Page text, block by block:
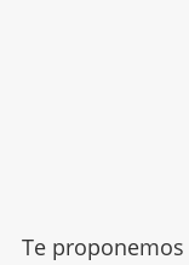
Te proponemos